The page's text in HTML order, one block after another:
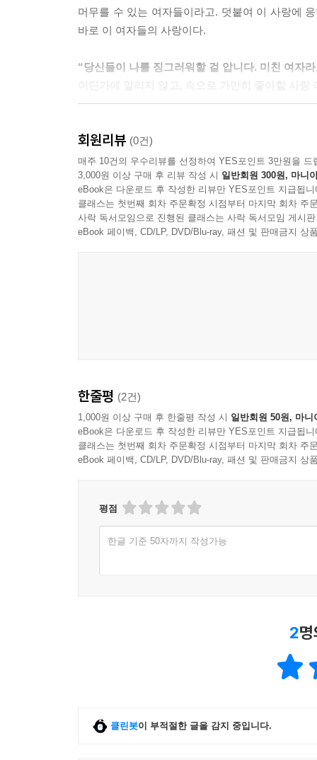
당신에게 당신이 있으면 좋을 텐데. 당신은 당신
머무를 수 있는 여자들이라고. 덧붙여 이 사랑에
바로 이 여자들의 사랑이다.
“당신들이 나를 징그러워할 걸 압니다. 미친 여자
사랑의 당사자 편에 서서 고루 들여다본다. 사랑
소설 속 인물은 그 답을 이미 알고 있는 듯하다. “
하지만 사랑에 대해 이러쿵저러쿵 떠들기보다, 다
적이 있는 이들이라면 틀림없이 이 여자들의 떨
당신에게 건넨다.
회원리뷰 (0건)
매주 10건의 우수리뷰를 선정하여 YES포인트 3만원을 드
3,000원 이상 구매 후 리뷰 작성 시 일반회원 300원, 마니
eBook은 다운로드 후 작성한 리뷰만 YES포인트 지급됩니
클래스는 첫번째 회차 주문확정 시점부터 마지막 회차 주
사락 독서모임으로 진행된 클래스는 사락 독서모임 게시
eBook 페이백, CD/LP, DVD/Blu-ray, 패션 및 판매금지 상
한줄평 (2건)
1,000원 이상 구매 후 한줄평 작성 시 일반회원 50원, 마니
eBook은 다운로드 후 작성한 리뷰만 YES포인트 지급됩니
클래스는 첫번째 회차 주문확정 시점부터 마지막 회차 주
eBook 페이백, CD/LP, DVD/Blu-ray, 패션 및 판매금지 상
평점
한글 기준 50자까지 작성가능
2
클린봇이 부적절한 글을 감지 중입니다.